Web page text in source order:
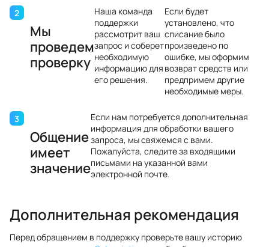
Мы
проведем
проверку
Наша команда
поддержки
рассмотрит ваш
запрос и соберет
необходимую
информацию для
его решения.
Если будет
установлено, что
списание было
произведено по
ошибке, мы оформим
возврат средств или
предпримем другие
необходимые меры.
Общение
имеет
значение
Если нам потребуется дополнительная
информация для обработки вашего
запроса, мы свяжемся с вами.
Пожалуйста, следите за входящими
письмами на указанной вами
электронной почте.
Дополнительная рекомендация
Перед обращением в поддержку проверьте вашу историю